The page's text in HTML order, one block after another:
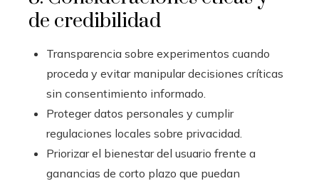
de credibilidad
Transparencia sobre experimentos cuando
proceda y evitar manipular decisiones críticas
sin consentimiento informado.
Proteger datos personales y cumplir
regulaciones locales sobre privacidad.
Priorizar el bienestar del usuario frente a
ganancias de corto plazo que puedan